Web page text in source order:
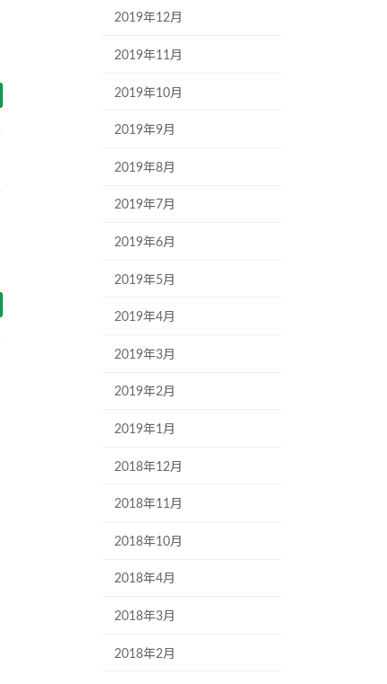
2019年12月
2019年11月
2019年10月
2019年9月
2019年8月
2019年7月
2019年6月
2019年5月
2019年4月
2019年3月
2019年2月
2019年1月
2018年12月
2018年11月
2018年10月
2018年4月
2018年3月
2018年2月